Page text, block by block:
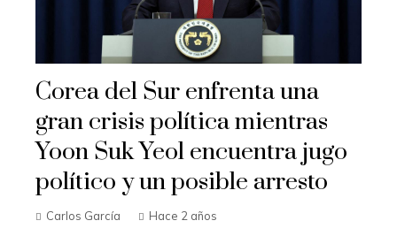
Corea del Sur enfrenta una
gran crisis política mientras
Yoon Suk Yeol encuentra jugo
político y un posible arresto
Carlos García Hace 2 años